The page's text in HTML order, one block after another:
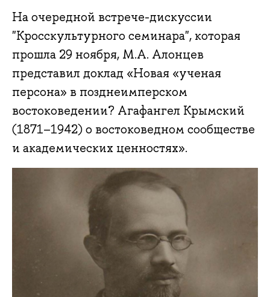
На очередной встрече-дискуссии
"Кросскультурного семинара", которая
прошла 29 ноября, М.А. Алонцев
представил доклад «Новая «ученая
персона» в позднеимперском
востоковедении? Агафангел Крымский
(1871–1942) о востоковедном сообществе
и академических ценностях».